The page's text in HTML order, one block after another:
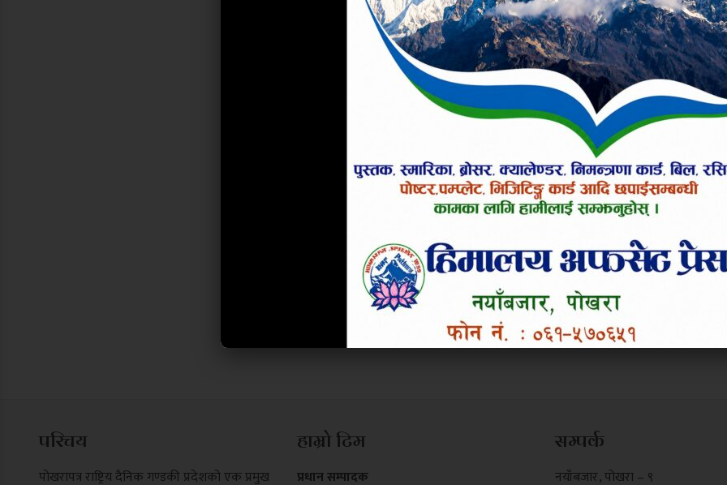
परिचय
पोखरापत्र राष्ट्रिय दैनिक गण्डकी प्रदेशको एक प्रमुख
हाम्रो टिम
प्रधान सम्पादक
सम्पर्क
नयाँबजार , पोखरा – ९